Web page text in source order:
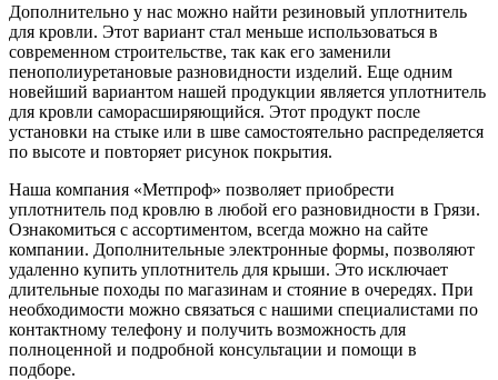
Дополнительно у нас можно найти резиновый уплотнитель
для кровли. Этот вариант стал меньше использоваться в
современном строительстве, так как его заменили
пенополиуретановые разновидности изделий. Еще одним
новейший вариантом нашей продукции является уплотнитель
для кровли саморасширяющийся. Этот продукт после
установки на стыке или в шве самостоятельно распределяется
по высоте и повторяет рисунок покрытия.
Наша компания «Метпроф» позволяет приобрести
уплотнитель под кровлю в любой его разновидности в Грязи.
Ознакомиться с ассортиментом, всегда можно на сайте
компании. Дополнительные электронные формы, позволяют
удаленно купить уплотнитель для крыши. Это исключает
длительные походы по магазинам и стояние в очередях. При
необходимости можно связаться с нашими специалистами по
контактному телефону и получить возможность для
полноценной и подробной консультации и помощи в
подборе.